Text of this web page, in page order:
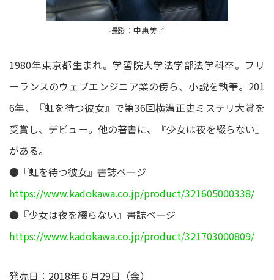
撮影：中惠美子
1980年東京都生まれ。学習院大学法学部法学科卒。フリ
ーランスのウェブエンジニア業の傍ら、小説を執筆。201
6年、『虹を待つ彼女』で第36回横溝正史ミステリ大賞を
受賞し、デビュー。他の著書に、『少女は夜を綴らない』
がある。
●『虹を待つ彼女』書誌ページ
https://www.kadokawa.co.jp/product/321605000338/
●『少女は夜を綴らない』書誌ページ
https://www.kadokawa.co.jp/product/321703000809/
発売日：2018年６月29日（金）